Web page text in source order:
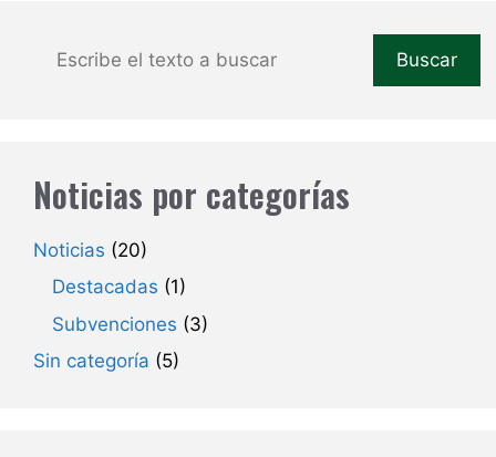
Buscar
Noticias por categorías
Noticias (20)
Destacadas (1)
Subvenciones (3)
Sin categoría (5)